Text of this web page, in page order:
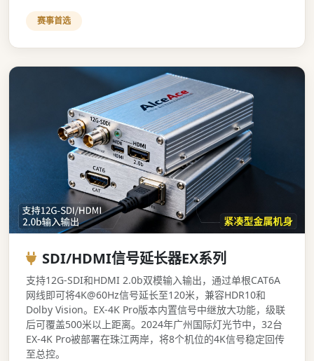
赛事首选
SDI/HDMI信号延长器EX系列
支持12G-SDI和HDMI 2.0b双模输入输出，通过单根CAT6A
网线即可将4K@60Hz信号延长至120米，兼容HDR10和
Dolby Vision。EX-4K Pro版本内置信号中继放大功能，级联
后可覆盖500米以上距离。2024年广州国际灯光节中，32台
EX-4K Pro被部署在珠江两岸，将8个机位的4K信号稳定回传
至总控。